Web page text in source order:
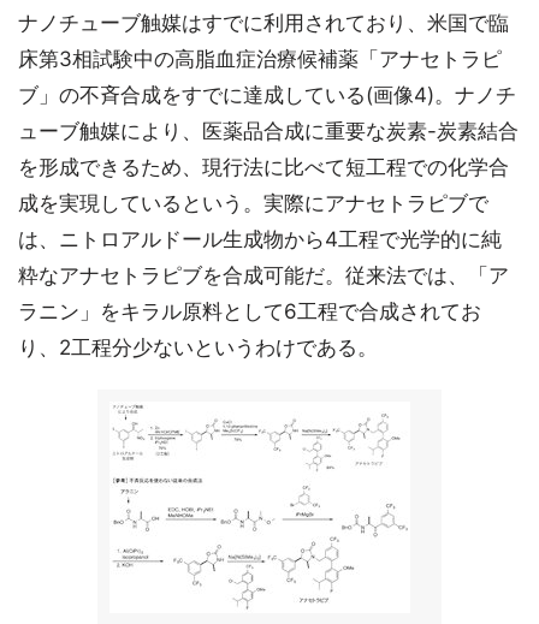
ナノチューブ触媒はすでに利用されており、米国で臨
床第3相試験中の高脂血症治療候補薬「アナセトラピ
ブ」の不斉合成をすでに達成している(画像4)。ナノチ
ューブ触媒により、医薬品合成に重要な炭素-炭素結合
を形成できるため、現行法に比べて短工程での化学合
成を実現しているという。実際にアナセトラピブで
は、ニトロアルドール生成物から4工程で光学的に純
粋なアナセトラピブを合成可能だ。従来法では、「ア
ラニン」をキラル原料として6工程で合成されてお
り、2工程分少ないというわけである。